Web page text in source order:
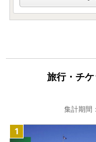
旅行・チ
集計期間